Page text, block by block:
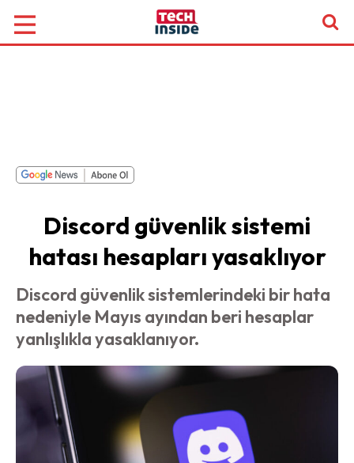
Discord güvenlik sistemi
hatası hesapları yasaklıyor
Discord güvenlik sistemlerindeki bir hata
nedeniyle Mayıs ayından beri hesaplar
yanlışlıkla yasaklanıyor.